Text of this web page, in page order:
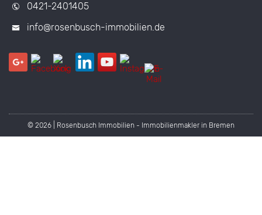
0421-2401405
info@rosenbusch-immobilien.de
© 2026 | Rosenbusch Immobilien - Immobilienmakler in Bremen